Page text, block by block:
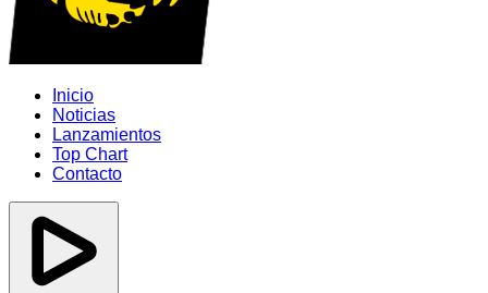
Inicio
Noticias
Lanzamientos
Top Chart
Contacto